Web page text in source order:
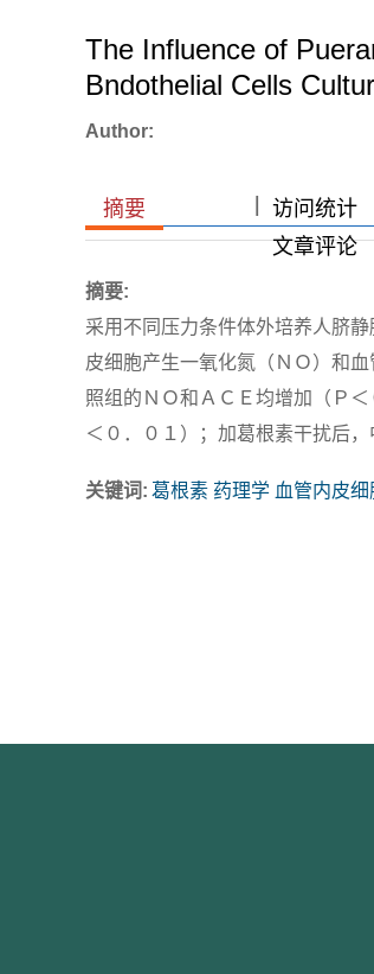
The Influence of
Bndothelial Cells
Author:
摘要 访问统计
文章评论
摘要:
采用不同压力条件体外培养人脐
皮细胞产生一氧化氮（ＮＯ）和
照组的ＮＯ和ＡＣＥ均增加（Ｐ
＜０．０１）；加葛根素干扰后
关键词: 葛根素 药理学 血管内皮